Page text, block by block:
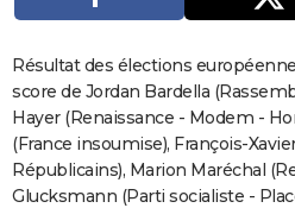
Dictionnaire
Biographies
Citations
Expressions
Proverbes
PROGRAMME TV
COPAINS D'AVANT
S'inscrire
Se connecter
Lycées
Collèges
Primaires
Universités
Entreprises
Service militaire
Avis de recherche
AVIS DE DÉCÈS
FORUM
Résultat des élections
score de Jordan Bardella
Hayer (Renaissance - Modem -
(France insoumise), François-
Républicains), Marion Maréchal
Glucksmann (Parti socialiste -